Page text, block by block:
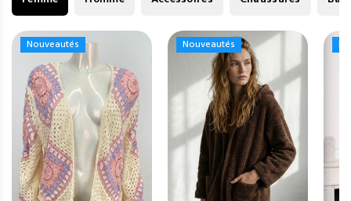
Nouveautés
Nouveautés Nouveautés
Nouveautés